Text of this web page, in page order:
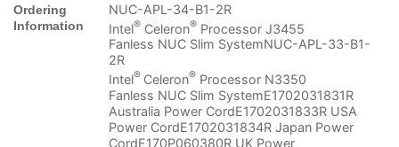
Ordering
Information
NUC-APL-34-B1-2R
Intel® Celeron® Processor J3455
Fanless NUC Slim SystemNUC-APL-33-B1-
2R
Intel® Celeron® Processor N3350
Fanless NUC Slim SystemE1702031831R
Australia Power CordE1702031833R USA
Power CordE1702031834R Japan Power
CordE170P060380R UK Power